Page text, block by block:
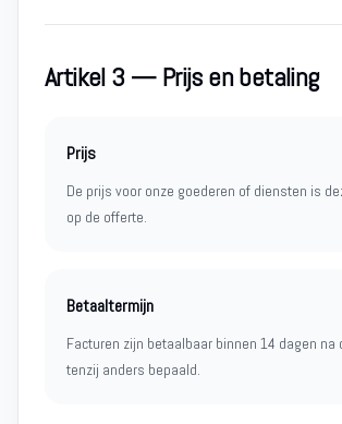
Artikel 3 — Prijs en betaling
Prijs
De prijs voor onze goederen of diensten is
op de offerte.
Betaaltermijn
Facturen zijn betaalbaar binnen 14 dagen na
tenzij anders bepaald.